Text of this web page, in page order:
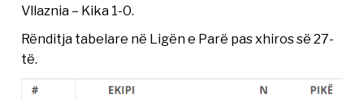
Vllaznia – Kika 1-0.
Rënditja tabelare në Ligën e Parë pas xhiros së 27-
të.